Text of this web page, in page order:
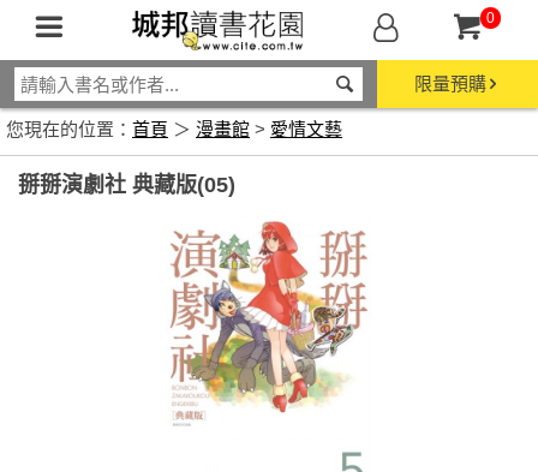
0
限量預購
您現在的位置： 首頁 ＞ 漫畫館 > 愛情文藝
掰掰演劇社 典藏版(05)